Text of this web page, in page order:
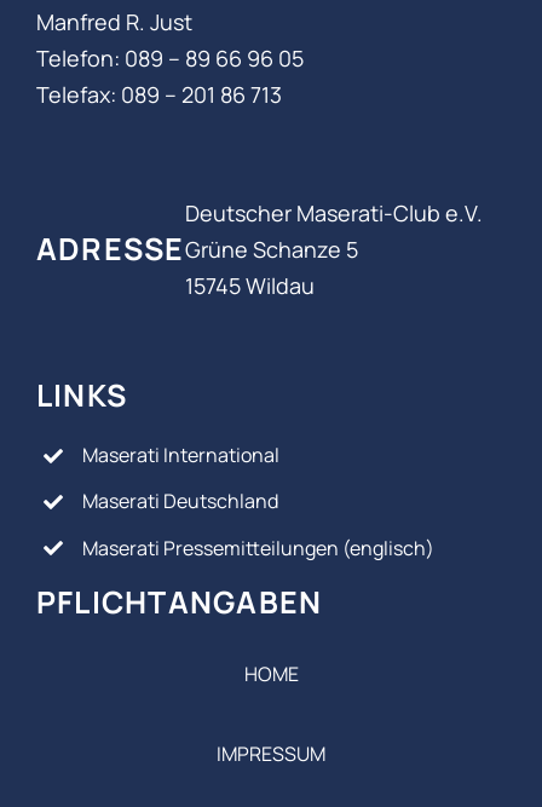
ADRESSE
Deutscher Maserati-Club e.V.
Grüne Schanze 5
15745 Wildau
Manfred R. Just
Telefon: 089 – 89 66 96 05‬
Telefax: 089 – 201 86 713
LINKS
Maserati International
Maserati Deutschland
Maserati Pressemitteilungen (englisch)
PFLICHTANGABEN
HOME
IMPRESSUM